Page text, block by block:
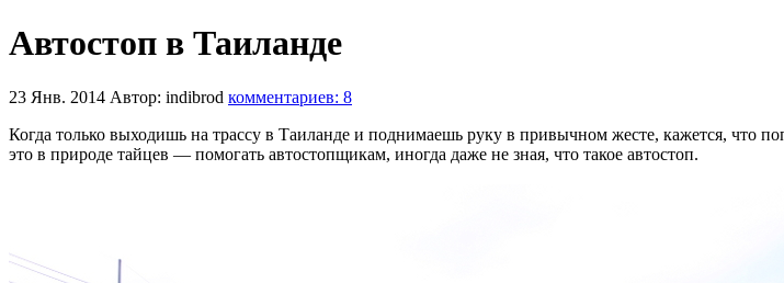
Автостоп в Таиланде
23 Янв. 2014 Автор: indibrod комментариев: 8
Когда только выходишь на трассу в Таиланде и поднимаешь руку в привычном жесте, кажется, что
это в природе тайцев — помогать автостопщикам, иногда даже не зная, что такое автостоп.